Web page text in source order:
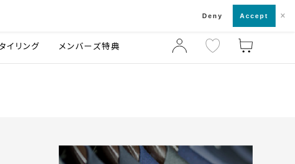
店舗一覧・来店予約
イリング メンバーズ特典
Deny Accept ×